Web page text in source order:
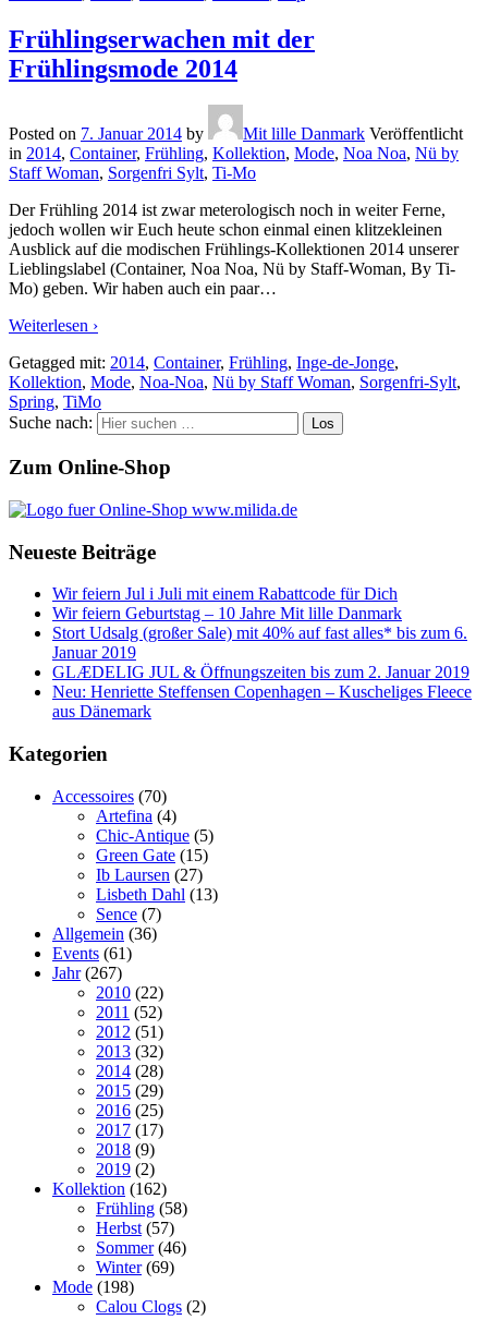
Frühlingserwachen mit der
Frühlingsmode 2014
Posted on 7. Januar 2014 by Mit lille Danmark Veröffentlicht
in 2014, Container, Frühling, Kollektion, Mode, Noa Noa, Nü by
Staff Woman, Sorgenfri Sylt, Ti-Mo
Der Frühling 2014 ist zwar meterologisch noch in weiter Ferne,
jedoch wollen wir Euch heute schon einmal einen klitzekleinen
Ausblick auf die modischen Frühlings-Kollektionen 2014 unserer
Lieblingslabel (Container, Noa Noa, Nü by Staff-Woman, By Ti-
Mo) geben. Wir haben auch ein paar…
Weiterlesen ›
Getagged mit: 2014, Container, Frühling, Inge-de-Jonge,
Kollektion, Mode, Noa-Noa, Nü by Staff Woman, Sorgenfri-Sylt,
Spring, TiMo
Suche nach:
Zum Online-Shop
Neueste Beiträge
Wir feiern Jul i Juli mit einem Rabattcode für Dich
Wir feiern Geburtstag – 10 Jahre Mit lille Danmark
Stort Udsalg (großer Sale) mit 40% auf fast alles* bis zum 6.
Januar 2019
GLÆDELIG JUL & Öffnungszeiten bis zum 2. Januar 2019
Neu: Henriette Steffensen Copenhagen – Kuscheliges Fleece
aus Dänemark
Kategorien
Accessoires (70)
Artefina (4)
Chic-Antique (5)
Green Gate (15)
Ib Laursen (27)
Lisbeth Dahl (13)
Sence (7)
Allgemein (36)
Events (61)
Jahr(267)
2010 (22)
2011 (52)
2012 (51)
2013 (32)
2014 (28)
2015 (29)
2016 (25)
2017 (17)
2018 (9)
2019 (2)
Kollektion (162)
Frühling (58)
Herbst (57)
Sommer(46)
Winter(69)
Mode (198)
Calou Clogs (2)